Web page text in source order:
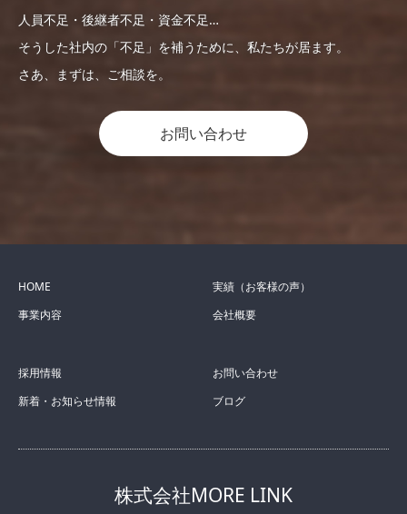
人員不足・後継者不足・資金不足…
そうした社内の「不足」を補うために、私たちが居ます。
さあ、まずは、ご相談を。
お問い合わせ
HOME
事業内容
実績（お客様の声）
会社概要
採用情報
新着・お知らせ情報
お問い合わせ
ブログ
株式会社MORE LINK